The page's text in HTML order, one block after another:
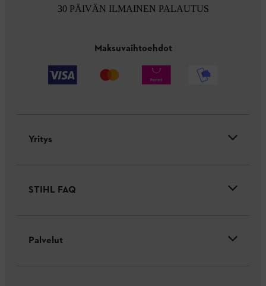
30 PÄIVÄN ILMAINEN PALAUTUS
Maksuvaihtoehdot
Yritys
STIHL FAQ
Palvelut